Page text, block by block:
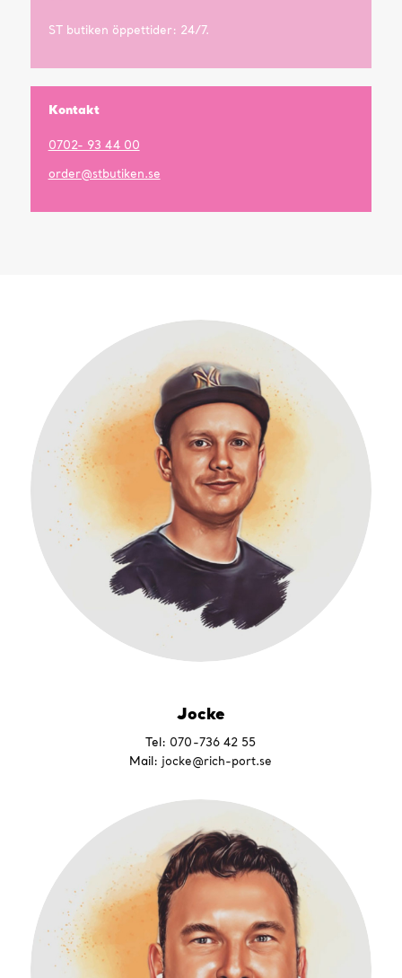
ST butiken öppettider: 24/7.
Kontakt
0702- 93 44 00
order@stbutiken.se
Jocke
Tel: 070-736 42 55
Mail: jocke@rich-port.se